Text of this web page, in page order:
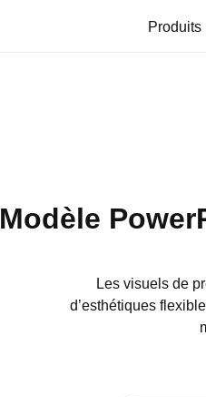
Produits
Modèle
Les visuels de
d’esthétiques